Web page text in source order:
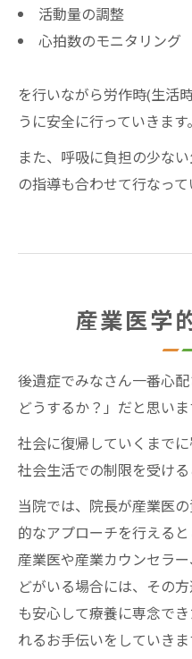
活動量の調整
心拍数のモニタリング
を行いながら労作時(生活
うに安全に行っていきます。
また、呼吸に負担の少な
の指導も合わせて行なって
産業医学
後遺症でみなさん一番心
どうするか？」だと思いま
社会に復帰していくまで
社会生活での制限を受ける
当院では、院長が産業医
的なアプローチを行える
産業医や産業カウンセラ
どがいる場合には、その
も安心して療養に専念で
れるお手伝いをしていき